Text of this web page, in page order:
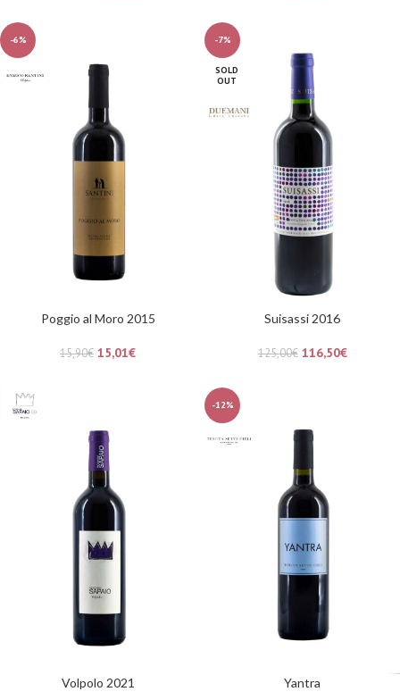
-6%
Poggio al Moro 2015
15,90€ 15,01€
-7%
SOLD
OUT
Suisassi 2016
125,00€ 116,50€
Volpolo 2021
-12%
Yantra